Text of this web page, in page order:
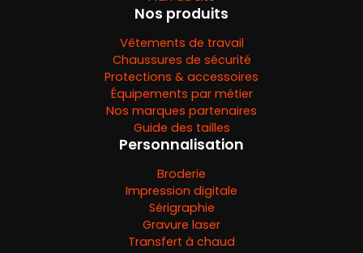
Nos produits
Vêtements de travail
Chaussures de sécurité
Protections & accessoires
Équipements par métier
Nos marques partenaires
Guide des tailles
Personnalisation
Broderie
Impression digitale
Sérigraphie
Gravure laser
Transfert à chaud